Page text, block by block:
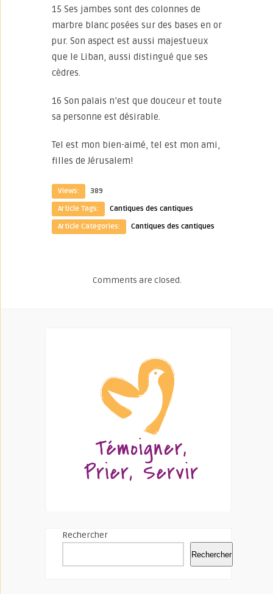
15 Ses jambes sont des colonnes de
marbre blanc posées sur des bases en or
pur. Son aspect est aussi majestueux
que le Liban, aussi distingué que ses
cèdres.
16 Son palais n’est que douceur et toute
sa personne est désirable.
Tel est mon bien-aimé, tel est mon ami,
filles de Jérusalem!
Views:
389
Article Tags:
Cantiques des cantiques
Article Categories:
Cantiques des cantiques
Comments are closed.
Rechercher
Rechercher